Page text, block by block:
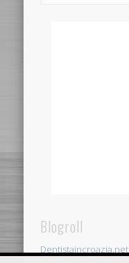
Blogroll
Dentistaincroazia.net